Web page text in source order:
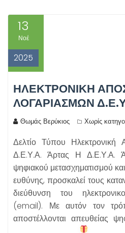
13
Νοέ
2025
ΗΛΕΚΤΡΟΝΙΚΉ
ΛΟΓΑΡΙΑΣΜΏΝ
Θωμάς Βερύκιος Χωρίς
Δελτίο Τύπου
Δ.Ε.Υ.Α. Άρτας Η Δ.Ε.Υ.Α.
ψηφιακού μετασχηματισμού
ευθύνης, προσκαλεί τους
διεύθυνση του
(email). Με αυτόν τον
αποστέλλονται απευθείας